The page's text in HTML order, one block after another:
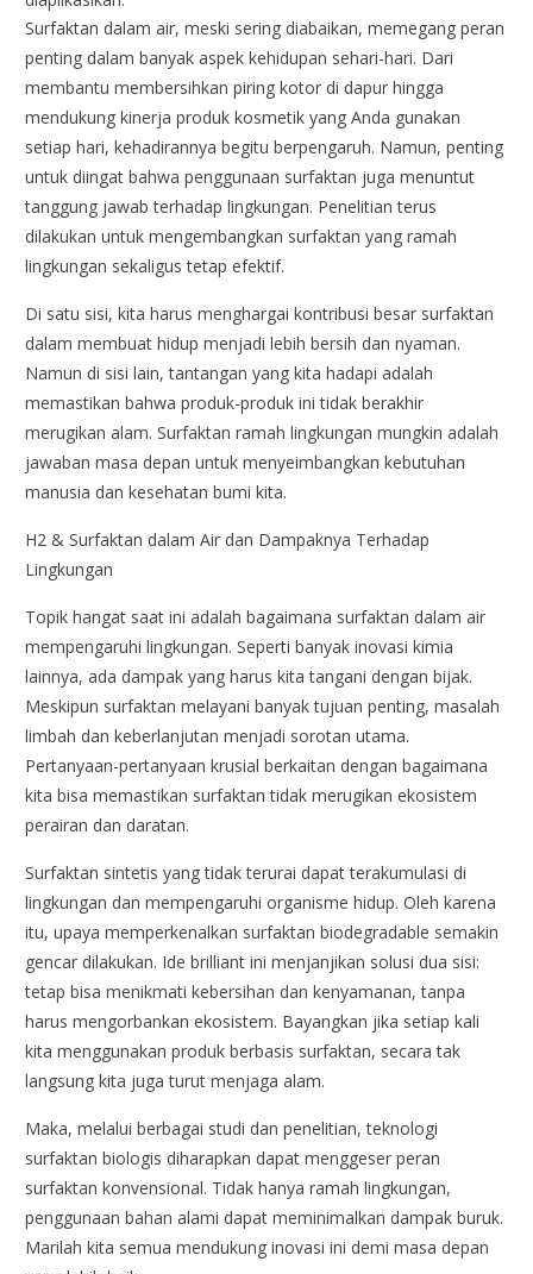
Surfaktan dalam air, meski sering diabaikan, memegang peran
penting dalam banyak aspek kehidupan sehari-hari. Dari
membantu membersihkan piring kotor di dapur hingga
mendukung kinerja produk kosmetik yang Anda gunakan
setiap hari, kehadirannya begitu berpengaruh. Namun, penting
untuk diingat bahwa penggunaan surfaktan juga menuntut
tanggung jawab terhadap lingkungan. Penelitian terus
dilakukan untuk mengembangkan surfaktan yang ramah
lingkungan sekaligus tetap efektif.
Di satu sisi, kita harus menghargai kontribusi besar surfaktan
dalam membuat hidup menjadi lebih bersih dan nyaman.
Namun di sisi lain, tantangan yang kita hadapi adalah
memastikan bahwa produk-produk ini tidak berakhir
merugikan alam. Surfaktan ramah lingkungan mungkin adalah
jawaban masa depan untuk menyeimbangkan kebutuhan
manusia dan kesehatan bumi kita.
H2 & Surfaktan dalam Air dan Dampaknya Terhadap
Lingkungan
Topik hangat saat ini adalah bagaimana surfaktan dalam air
mempengaruhi lingkungan. Seperti banyak inovasi kimia
lainnya, ada dampak yang harus kita tangani dengan bijak.
Meskipun surfaktan melayani banyak tujuan penting, masalah
limbah dan keberlanjutan menjadi sorotan utama.
Pertanyaan-pertanyaan krusial berkaitan dengan bagaimana
kita bisa memastikan surfaktan tidak merugikan ekosistem
perairan dan daratan.
Surfaktan sintetis yang tidak terurai dapat terakumulasi di
lingkungan dan mempengaruhi organisme hidup. Oleh karena
itu, upaya memperkenalkan surfaktan biodegradable semakin
gencar dilakukan. Ide brilliant ini menjanjikan solusi dua sisi:
tetap bisa menikmati kebersihan dan kenyamanan, tanpa
harus mengorbankan ekosistem. Bayangkan jika setiap kali
kita menggunakan produk berbasis surfaktan, secara tak
langsung kita juga turut menjaga alam.
Maka, melalui berbagai studi dan penelitian, teknologi
surfaktan biologis diharapkan dapat menggeser peran
surfaktan konvensional. Tidak hanya ramah lingkungan,
penggunaan bahan alami dapat meminimalkan dampak buruk.
Marilah kita semua mendukung inovasi ini demi masa depan